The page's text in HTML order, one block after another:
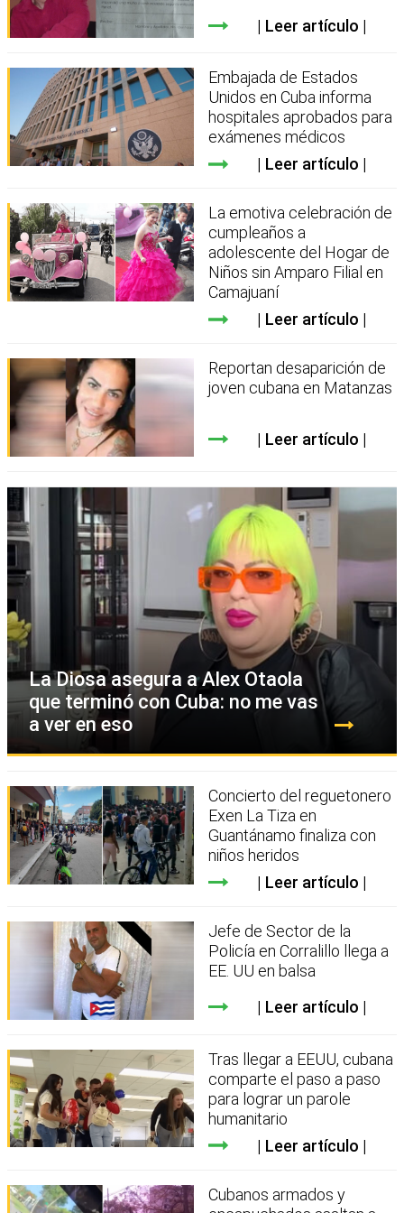
Leer artículo
Embajada de Estados
Unidos en Cuba informa
hospitales aprobados para
exámenes médicos
Leer artículo
La emotiva celebración de
cumpleaños a
adolescente del Hogar de
Niños sin Amparo Filial en
Camajuaní
Leer artículo
Reportan desaparición de
joven cubana en Matanzas
Leer artículo
La Diosa asegura a Alex Otaola
que terminó con Cuba: no me vas
a ver en eso
Concierto del reguetonero
Exen La Tiza en
Guantánamo finaliza con
niños heridos
Leer artículo
Jefe de Sector de la
Policía en Corralillo llega a
EE. UU en balsa
Leer artículo
Tras llegar a EEUU, cubana
comparte el paso a paso
para lograr un parole
humanitario
Leer artículo
Cubanos armados y